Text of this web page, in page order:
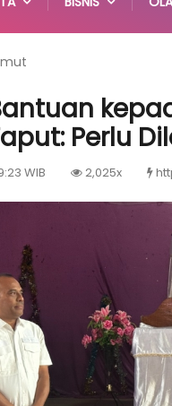
Perlu
WIB 2,025x